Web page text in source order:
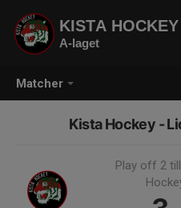
Matcher
KISTA HOCKEY
A-laget
Kista Hockey -
Play off 2